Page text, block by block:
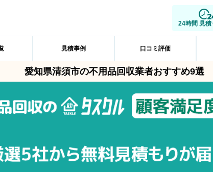
24時間 見積
見積事例 口コミ評価
愛知県清須市の不用品回収業者おすすめ9選